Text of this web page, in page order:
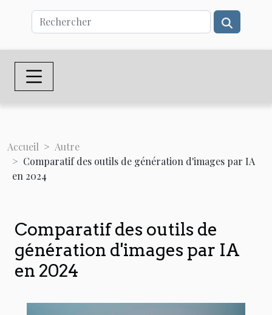
Accueil
Autre
Comparatif des outils de génération d'images par IA
en 2024
Comparatif des outils de
génération d'images par IA
en 2024